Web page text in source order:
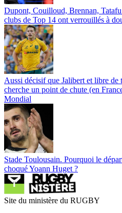
Dupont, Couilloud, Brennan,
clubs de Top 14 ont verrouillés à
Aussi décisif que Jalibert et libre
cherche un point de chute (en
Mondial
Stade Toulousain. Pourquoi le
choqué Yoann Huget ?
Site du ministère du RUGBY